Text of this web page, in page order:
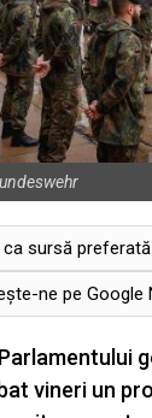
sursă
ne pe Google
vineri un